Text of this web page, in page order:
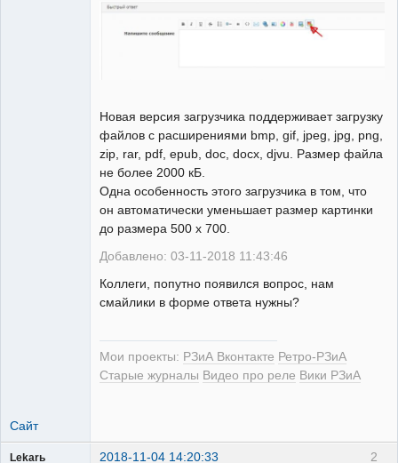
Новая версия загрузчика поддерживает загрузку
файлов с расширениями bmp, gif, jpeg, jpg, png,
zip, rar, pdf, epub, doc, docx, djvu. Размер файла
не более 2000 кБ.
Одна особенность этого загрузчика в том, что
он автоматически уменьшает размер картинки
до размера 500 х 700.
Добавлено: 03-11-2018 11:43:46
Коллеги, попутно появился вопрос, нам
смайлики в форме ответа нужны?
Мои проекты: РЗиА Вконтакте Ретро-РЗиА
Старые журналы Видео про реле Вики РЗиА
Сайт
2
Lekarь 2018-11-04 14:20:33